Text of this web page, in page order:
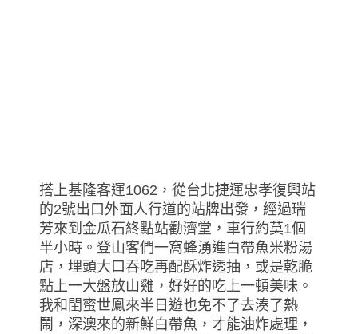
搭上基隆客運1062，從台北捷運忠孝復興站
的2號出口外面人行道的站牌出發，經過瑞
芳來到金瓜石終點站勸濟堂，車行約莫1個
半小時。登山客們一窩蜂湧進白帶魚米粉湯
店，埋頭大口吞吃再配酥炸透抽，或是乾脆
點上一大盤放山雞，好好的吃上一頓美味。
我和閨蜜世鳳來半日遊也免不了去湊了熱
鬧，深澳來的新鮮白帶魚，才能油炸處理，